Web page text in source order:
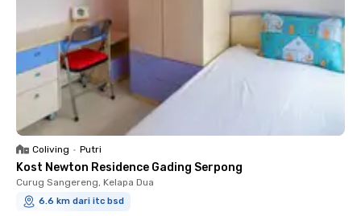
Coliving • Putri
Kost Newton Residence Gading Serpong
Curug Sangereng, Kelapa Dua
6.6 km dari itc bsd